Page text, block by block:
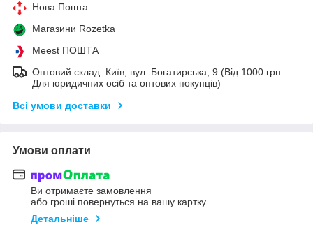
Нова Пошта
Магазини Rozetka
Meest ПОШТА
Оптовий склад. Київ, вул. Богатирська, 9 (Від 1000 грн.
Для юридичних осіб та оптових покупців)
Всі умови доставки
Умови оплати
Ви отримаєте замовлення
або гроші повернуться на вашу картку
Детальніше